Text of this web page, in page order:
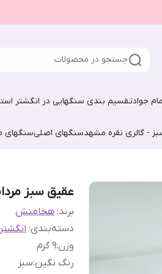
جستجو در محصولات
جوادتقسیم بندی سنگهایی در انگشتر
- گالری نقره مشهدسنگهای اصلیسنگهای
عقیق سبز
برند: هخامنش
دسته‌بندی:
وزن:۹ گرم
رنگ نگین:سبز